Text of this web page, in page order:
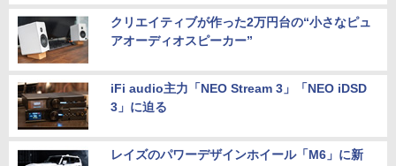
クリエイティブが作った2万円台の“小さなピュ
アオーディオスピーカー”
iFi audio主力「NEO Stream 3」「NEO iDSD
3」に迫る
レイズのパワーデザインホイール「M6」に新